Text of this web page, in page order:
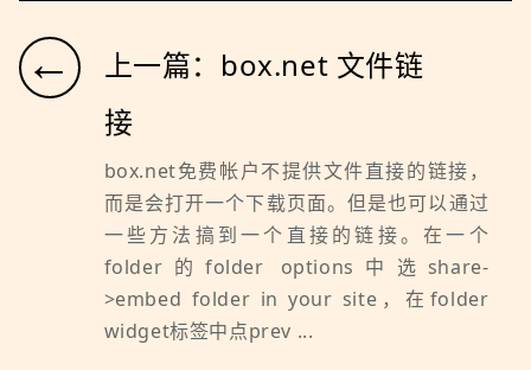
←
上一篇：box.net 文件链
接
box.net免费帐户不提供文件直接的链接，
而是会打开一个下载页面。但是也可以通过
一些方法搞到一个直接的链接。在一个
folder的folder options中选share-
>embed folder in your site，在folder
widget标签中点prev ...